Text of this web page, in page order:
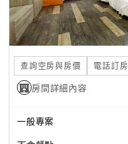
商
品
宣
傳
查詢空房與房價 電話訂房
房間詳細內容
一般專案